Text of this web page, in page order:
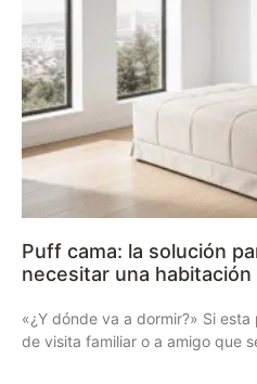
Puff cama: la solución
necesitar una habitación
«¿Y dónde va a dormir?» Si
de visita familiar o a amigo que